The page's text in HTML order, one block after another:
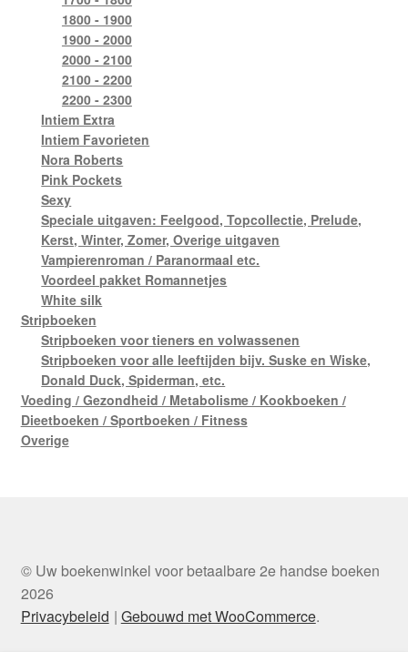
1800 - 1900
1900 - 2000
2000 - 2100
2100 - 2200
2200 - 2300
Intiem Extra
Intiem Favorieten
Nora Roberts
Pink Pockets
Sexy
Speciale uitgaven: Feelgood, Topcollectie, Prelude,
Kerst, Winter, Zomer, Overige uitgaven
Vampierenroman / Paranormaal etc.
Voordeel pakket Romannetjes
White silk
Stripboeken
Stripboeken voor tieners en volwassenen
Stripboeken voor alle leeftijden bijv. Suske en Wiske,
Donald Duck, Spiderman, etc.
Voeding / Gezondheid / Metabolisme / Kookboeken /
Dieetboeken / Sportboeken / Fitness
Overige
© Uw boekenwinkel voor betaalbare 2e handse boeken
2026
Privacybeleid
Gebouwd met WooCommerce.